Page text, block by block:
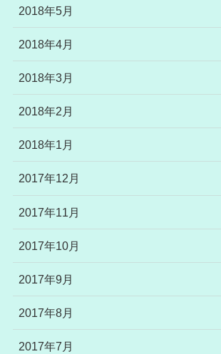
2018年5月
2018年4月
2018年3月
2018年2月
2018年1月
2017年12月
2017年11月
2017年10月
2017年9月
2017年8月
2017年7月